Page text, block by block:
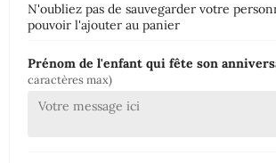
N'oubliez pas de sauvegarder votre
pouvoir l'ajouter au panier
Prénom de l'enfant qui fête son
caractères max)